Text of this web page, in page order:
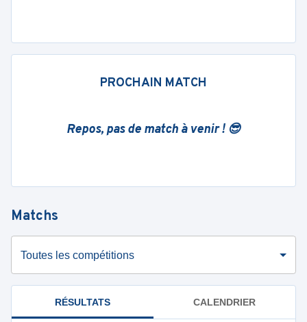
PROCHAIN MATCH
Repos, pas de match à venir ! 😎
Matchs
Toutes les compétitions
RÉSULTATS CALENDRIER